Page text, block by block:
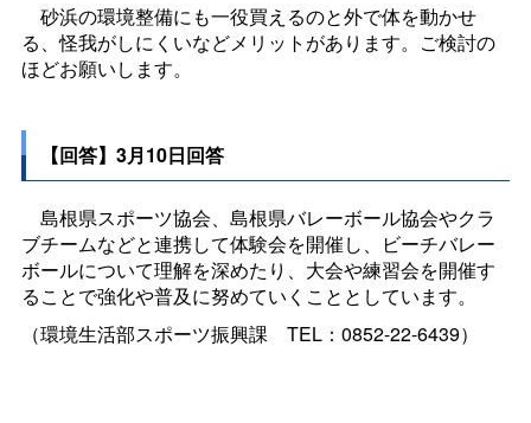
砂浜の環境整備にも一役買えるのと外で体を動かせ
る、怪我がしにくいなどメリットがあります。ご検討の
ほどお願いします。
【回答】3月10日回答
島根県スポーツ協会、島根県バレーボール協会やクラ
ブチームなどと連携して体験会を開催し、ビーチバレー
ボールについて理解を深めたり、大会や練習会を開催す
ることで強化や普及に努めていくこととしています。
（環境生活部スポーツ振興課 TEL：0852-22-6439）